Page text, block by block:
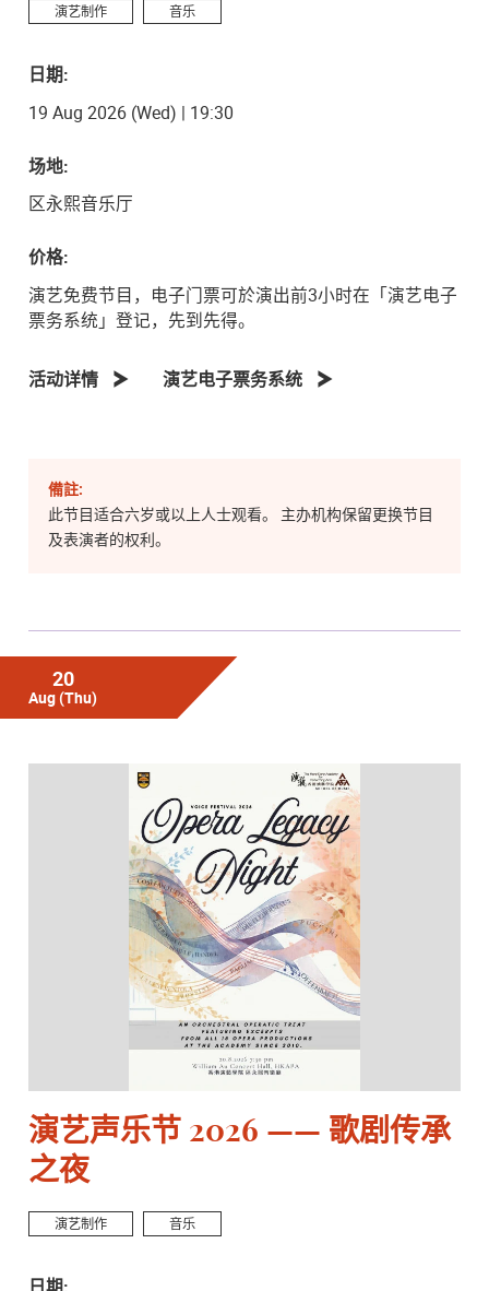
演艺制作 音乐
日期:
19 Aug 2026 (Wed) | 19:30
场地:
区永熙音乐厅
价格:
演艺免费节目，电子门票可於演出前3小时在「演艺电子
票务系统」登记，先到先得。
活动详情 演艺电子票务系统
備註:
此节目适合六岁或以上人士观看。 主办机构保留更换节目
及表演者的权利。
20
Aug(Thu)
演艺声乐节 2026 —— 歌剧传承
之夜
演艺制作 音乐